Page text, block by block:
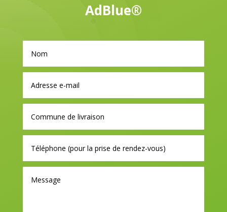
AdBlue®